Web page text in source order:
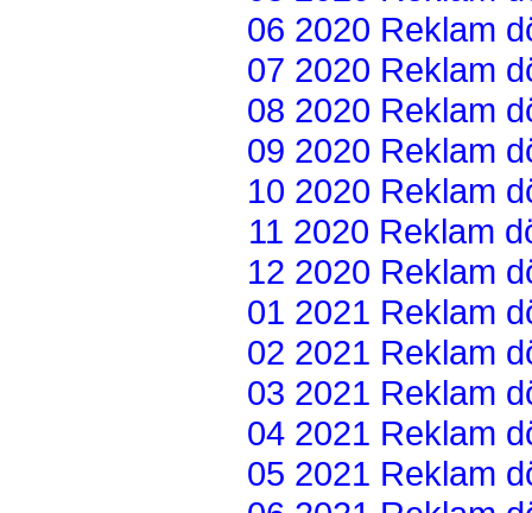
06 2020 Reklam
07 2020 Reklam
08 2020 Reklam
09 2020 Reklam
10 2020 Reklam
11 2020 Reklam
12 2020 Reklam
01 2021 Reklam
02 2021 Reklam
03 2021 Reklam
04 2021 Reklam
05 2021 Reklam